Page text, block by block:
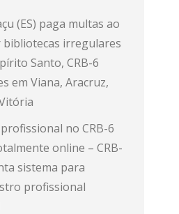
(ES) paga multas ao
bibliotecas irregulares
Santo, CRB-6
em Viana, Aracruz,
no CRB-6
online – CRB-
sistema para
profissional